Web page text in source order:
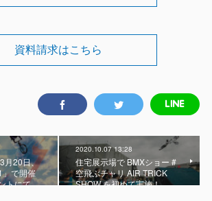
資料請求はこちら
月20日、
で開催
トにて …
2020.10.07 13:28
住宅展示場で BMXショー #
空飛ぶチャリ AIR TRICK
SHOW を初めて実施！